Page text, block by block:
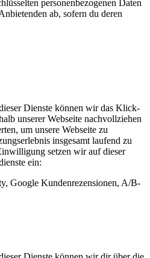
personenbezogenen Daten
ab, sofern du deren
Dienste können wir das Klick-
unserer Webseite nachvollziehen
um unsere Webseite zu
insgesamt laufend zu
setzen wir auf dieser
ein:
Google Kundenrezensionen, A/B-